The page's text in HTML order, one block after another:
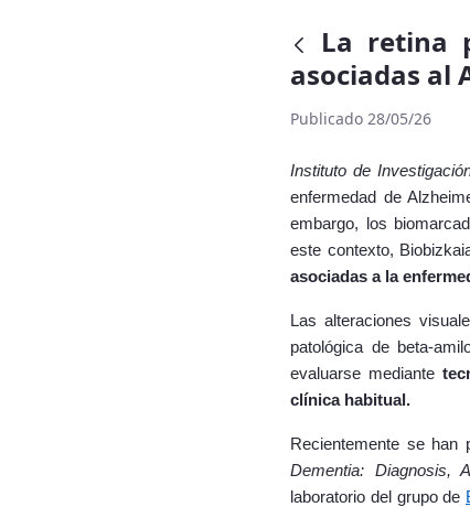
La retina
asociadas al
Publicado 28/05/26
Instituto de
enfermedad de
embargo, los
este contexto,
asociadas a la
Las alteraciones
patológica de beta-
evaluarse mediante
clínica habitual.
Recientemente se han
Dementia: Diagnosis,
laboratorio del grupo de